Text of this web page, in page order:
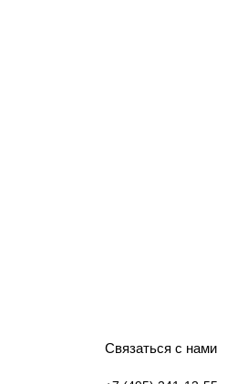
Связаться с нами